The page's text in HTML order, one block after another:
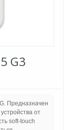
G3
Предназначен
от
soft-touch